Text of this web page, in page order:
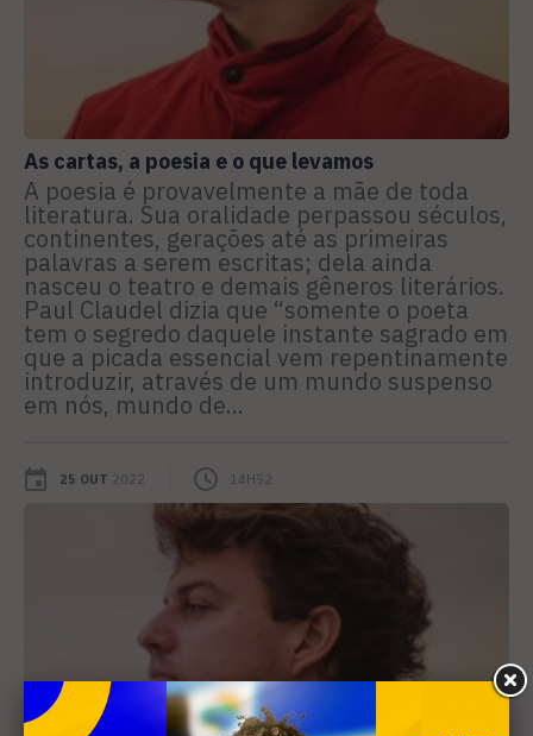
As cartas, a poesia e o que levamos
A poesia é provavelmente a mãe de toda
literatura. Sua oralidade perpassou séculos,
continentes, gerações até as primeiras
palavras a serem escritas; dela ainda
nasceu o teatro e demais gêneros literários.
Paul Claudel dizia que “somente o poeta
tem o segredo daquele instante sagrado em
que a picada essencial vem repentinamente
introduzir, através de um mundo suspenso
em nós, mundo de...
25 OUT 2022 14H52